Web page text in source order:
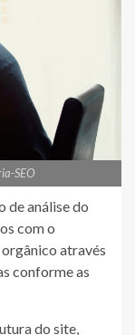
SEO
de análise do
com o
através
conforme as
do site,